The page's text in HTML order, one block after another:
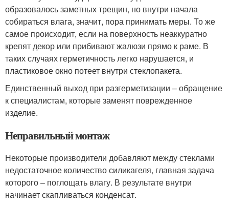
образовалось заметных трещин, но внутри начала
собираться влага, значит, пора принимать меры. То же
самое происходит, если на поверхность неаккуратно
крепят декор или прибивают жалюзи прямо к раме. В
таких случаях герметичность легко нарушается, и
пластиковое окно потеет внутри стеклопакета.
Единственный выход при разгерметизации – обращение
к специалистам, которые заменят поврежденное
изделие.
Неправильный монтаж
Некоторые производители добавляют между стеклами
недостаточное количество силикагеля, главная задача
которого – поглощать влагу. В результате внутри
начинает скапливаться конденсат.